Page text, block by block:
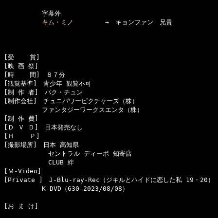
字幕外
キム・ミノ
→　キョンファン　兄貴
[受    賞]
[映 画 祭]
[時    間]　８７分
[観覧基準]　青少年 観覧不可
[制 作 者]　パク・チュン
[制作会社]　チュニパワーピクチャーズ（株）
ファンタジーワークスエンタ（株）
[制 作 費]
[Ｄ Ｖ Ｄ]　日本発売なし
[Ｈ    Ｐ]
[撮影場所]　日本 高知県
セントラル ディーボ 知寄店
CLUB 絆
[Ｍ-Video]
[Private ]　J-Blu-ray-Rec（ジキルとハイドに恋した私 19・20）　
[お ま け]